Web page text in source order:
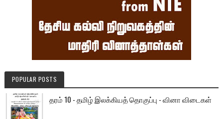
POPULAR POSTS
தரம் 10 - தமிழ் இலக்கியத் தொகுப்பு - வினா விடைகள்